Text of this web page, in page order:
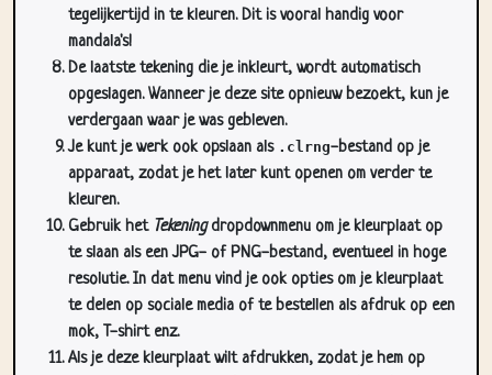
tegelijkertijd in te kleuren. Dit is vooral handig voor
mandala's!
De laatste tekening die je inkleurt, wordt automatisch
opgeslagen. Wanneer je deze site opnieuw bezoekt, kun je
verdergaan waar je was gebleven.
Je kunt je werk ook opslaan als .clrng-bestand op je
apparaat, zodat je het later kunt openen om verder te
kleuren.
Gebruik het Tekeningdropdownmenu om je kleurplaat op
te slaan als een JPG- of PNG-bestand, eventueel in hoge
resolutie. In dat menu vind je ook opties om je kleurplaat
te delen op sociale media of te bestellen als afdruk op een
mok, T-shirt enz.
Als je deze kleurplaat wilt afdrukken, zodat je hem op